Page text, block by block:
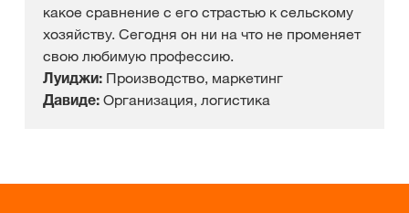
какое сравнение с его страстью к сельскому
хозяйству. Сегодня он ни на что не променяет
свою любимую профессию.
Луиджи: Производство, маркетинг
Давиде: Организация, логистика